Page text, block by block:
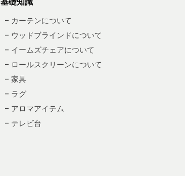
基礎知識
– カーテンについて
– ウッドブラインドについて
– イームズチェアについて
– ロールスクリーンについて
– 家具
– ラグ
– アロマアイテム
– テレビ台